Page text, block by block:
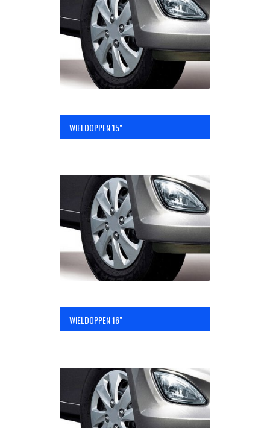
WIELDOPPEN 15″
WIELDOPPEN 16″